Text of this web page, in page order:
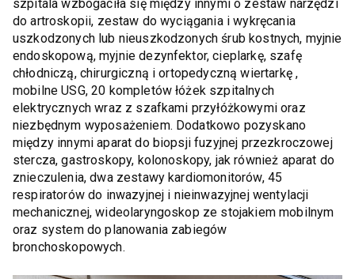
szpitala wzbogaciła się między innymi o zestaw narzędzi
do artroskopii, zestaw do wyciągania i wykręcania
uszkodzonych lub nieuszkodzonych śrub kostnych, myjnie
endoskopową, myjnie dezynfektor, cieplarkę, szafę
chłodniczą, chirurgiczną i ortopedyczną wiertarkę ,
mobilne USG, 20 kompletów łóżek szpitalnych
elektrycznych wraz z szafkami przyłóżkowymi oraz
niezbędnym wyposażeniem. Dodatkowo pozyskano
między innymi aparat do biopsji fuzyjnej przezkroczowej
stercza, gastroskopy, kolonoskopy, jak również aparat do
znieczulenia, dwa zestawy kardiomonitorów, 45
respiratorów do inwazyjnej i nieinwazyjnej wentylacji
mechanicznej, wideolaryngoskop ze stojakiem mobilnym
oraz system do planowania zabiegów
bronchoskopowych.